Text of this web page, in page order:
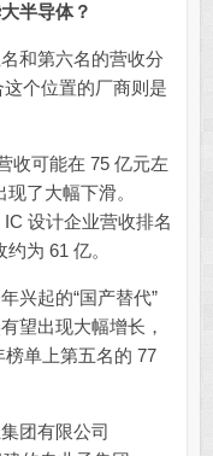
半导体？
和第六名的营收分
个位置的厂商则是
可能在 75 亿元左
了大幅下滑。
设计企业营收排名
为 61 亿。
起的“国产替代”
望出现大幅增长，
单上第五名的 77
团有限公司